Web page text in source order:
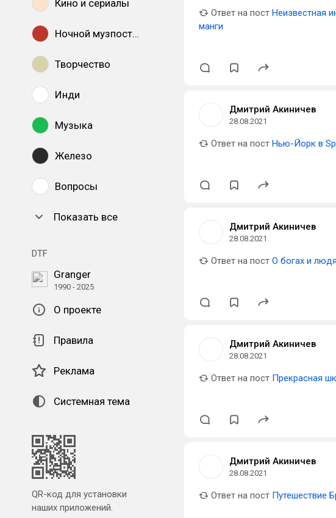
Кино и сериалы
Ночной музпостинг
Творчество
Инди
Музыка
Железо
Вопросы
Показать все
DTF
Granger
1990 - 2025
О проекте
Правила
Реклама
Системная тема
QR-код для установки
наших приложений.
Ответ на пост Неизвестная
манги
Дмитрий Акиничев
28.08.2021
Ответ на пост Нью-Йорк в
Дмитрий Акиничев
28.08.2021
Ответ на пост О богах и
Дмитрий Акиничев
28.08.2021
Ответ на пост Прекрасная
Дмитрий Акиничев
28.08.2021
Ответ на пост Путешествие